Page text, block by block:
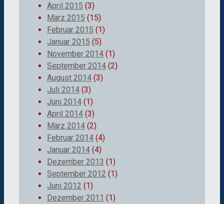
April 2015 (3)
März 2015 (15)
Februar 2015 (1)
Januar 2015 (5)
November 2014 (1)
September 2014 (2)
August 2014 (3)
Juli 2014 (3)
Juni 2014 (1)
April 2014 (3)
März 2014 (2)
Februar 2014 (4)
Januar 2014 (4)
Dezember 2013 (1)
September 2012 (1)
Juni 2012 (1)
Dezember 2011 (1)